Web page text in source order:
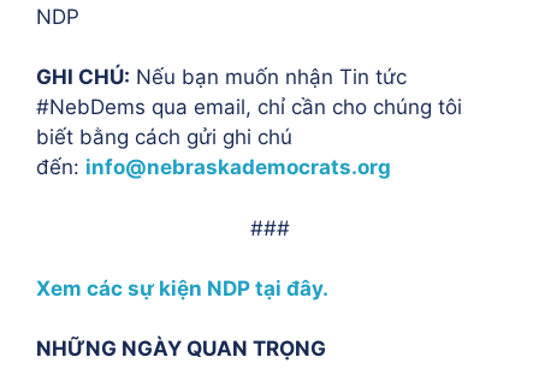
NDP
GHI CHÚ: Nếu bạn muốn nhận Tin tức
#NebDems qua email, chỉ cần cho chúng tôi
biết bằng cách gửi ghi chú
đến: info@nebraskademocrats.org
###
Xem các sự kiện NDP tại đây.
NHỮNG NGÀY QUAN TRỌNG